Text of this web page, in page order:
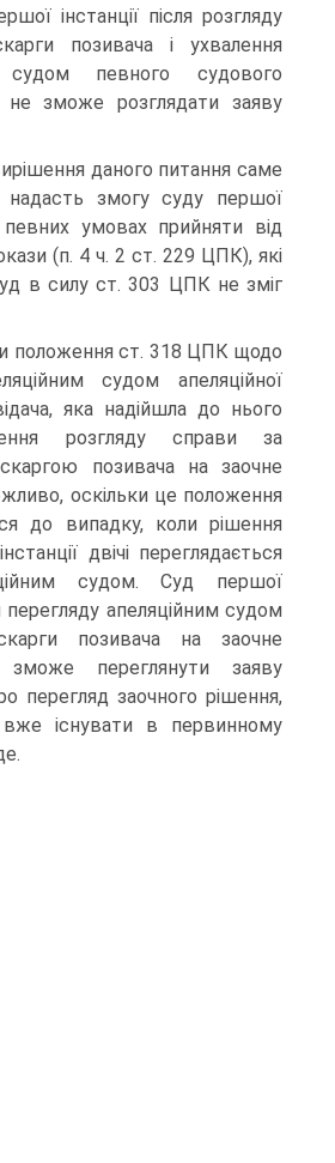
інстанції після розгляду
позивача і ухвалення
судом певного судового
зможе розглядати заяву
даного питання саме
змогу суду першої
певних умовах прийняти від
(п. 4 ч. 2 ст. 229 ЦПК), які
в силу ст. 303 ЦПК не зміг
положення ст. 318 ЦПК щодо
судом апеляційної
яка надійшла до нього
розгляду справи за
позивача на заочне
оскільки це положення
до випадку, коли рішення
двічі переглядається
судом. Суд першої
перегляду апеляційним судом
позивача на заочне
переглянути заяву
перегляд заочного рішення,
існувати в первинному